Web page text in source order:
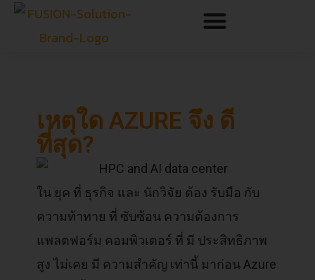
เหตุใด AZURE จึง ดี
ที่สุด?
ใน ยุค ที่ ธุรกิจ และ นักวิจัย ต้อง รับมือ กับ
ความท้าทาย ที่ ซับซ้อน ความต้องการ
แพลตฟอร์ม คอมพิวเตอร์ ที่ มี ประสิทธิภาพ
สูง ไม่เคย มี ความสำคัญ เท่านี้ มาก่อน Azure